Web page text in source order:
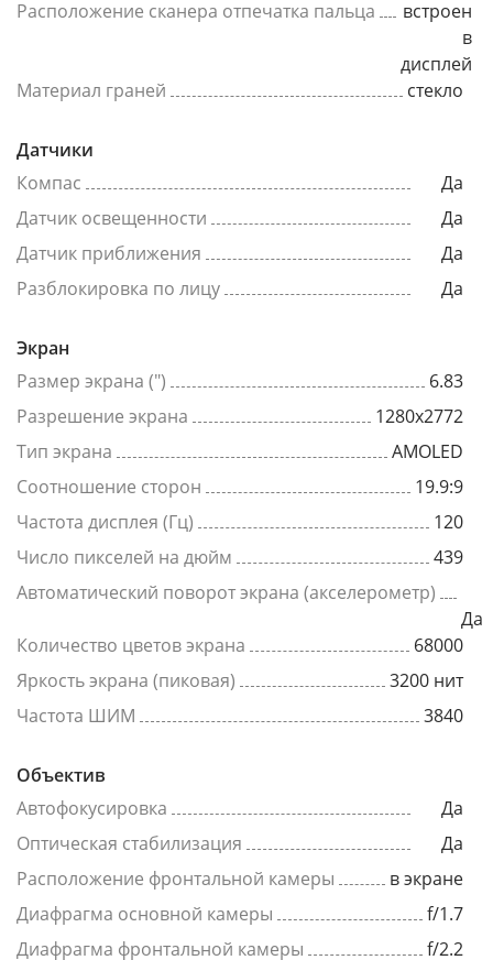
Расположение сканера отпечатка пальца
встроен
в
дисплей
Материал граней
стекло
Датчики
Компас
Да
Датчик освещенности
Да
Датчик приближения
Да
Разблокировка по лицу
Да
Экран
Размер экрана (")
6.83
Разрешение экрана
1280x2772
Тип экрана
AMOLED
Соотношение сторон
19.9:9
Частота дисплея (Гц)
120
Число пикселей на дюйм
439
Автоматический поворот экрана (акселерометр)
Да
Количество цветов экрана
68000
Яркость экрана (пиковая)
3200 нит
Частота ШИМ
3840
Объектив
Автофокусировка
Да
Оптическая стабилизация
Да
Расположение фронтальной камеры
в экране
Диафрагма основной камеры
f/1.7
Диафрагма фронтальной камеры
f/2.2